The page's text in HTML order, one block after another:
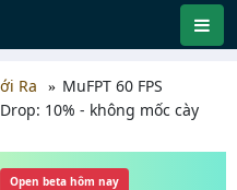
Ra
MuFPT 60 FPS
10% - không mốc cày
Open beta hôm nay